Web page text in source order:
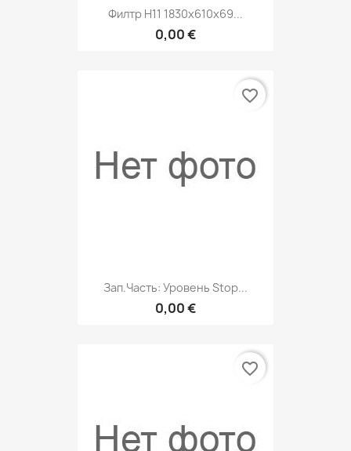
Филтр H11 1830x610x69...
0,00 €
Зап.часть: Уровень Stop...
0,00 €
favorite_border
favorite_border